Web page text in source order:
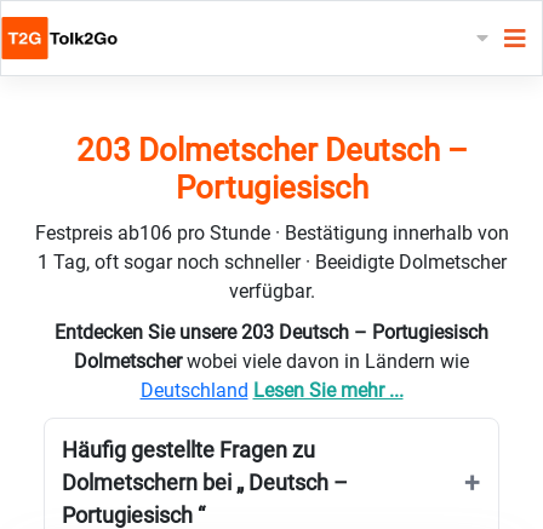
203 Dolmetscher Deutsch –
Portugiesisch
Festpreis ab106 pro Stunde · Bestätigung innerhalb von
1 Tag, oft sogar noch schneller · Beeidigte Dolmetscher
verfügbar.
Entdecken Sie unsere 203 Deutsch – Portugiesisch
Dolmetscherwobei viele davon in Ländern wie
Deutschland Lesen Sie mehr ...
Häufig gestellte Fragen zu
Dolmetschern bei „ Deutsch –
Portugiesisch “